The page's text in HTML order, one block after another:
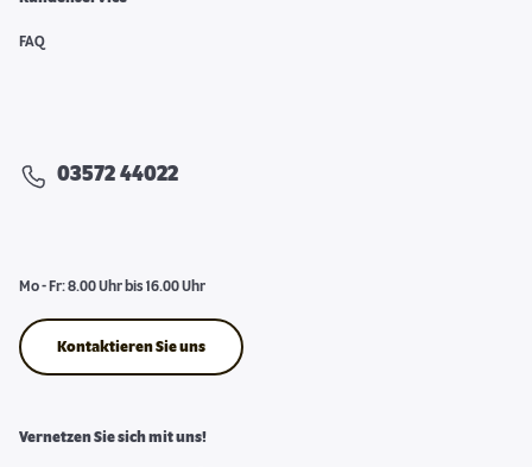
FAQ
03572 44022
Mo - Fr: 8.00 Uhr bis 16.00 Uhr
Kontaktieren Sie uns
Vernetzen Sie sich mit uns!